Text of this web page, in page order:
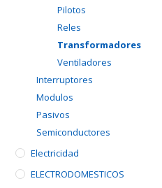
Pilotos
Reles
Transformadores
Ventiladores
Interruptores
Modulos
Pasivos
Semiconductores
Electricidad
ELECTRODOMESTICOS